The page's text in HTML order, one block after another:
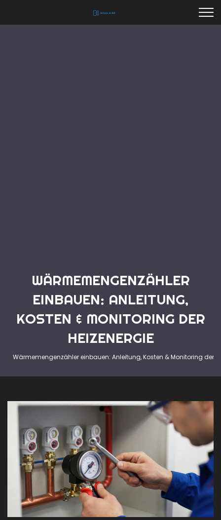
WÄRMEMENGENZÄHLER
EINBAUEN: ANLEITUNG,
KOSTEN & MONITORING DER
HEIZENERGIE
Wärmemengenzähler einbauen: Anleitung, Kosten & Monitoring der